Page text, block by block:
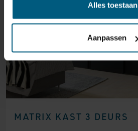
Alles toestaan
Aanpassen
MATRIX KAST 3 DEURS